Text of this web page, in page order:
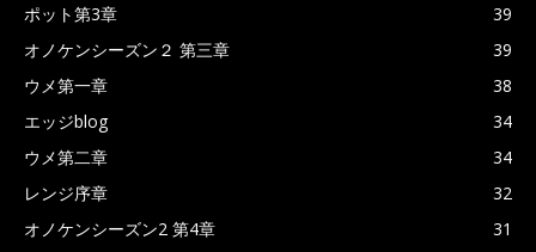
ポット第3章
39
オノケンシーズン２ 第三章
39
ウメ第一章
38
エッジblog
34
ウメ第二章
34
レンジ序章
32
オノケンシーズン2 第4章
31